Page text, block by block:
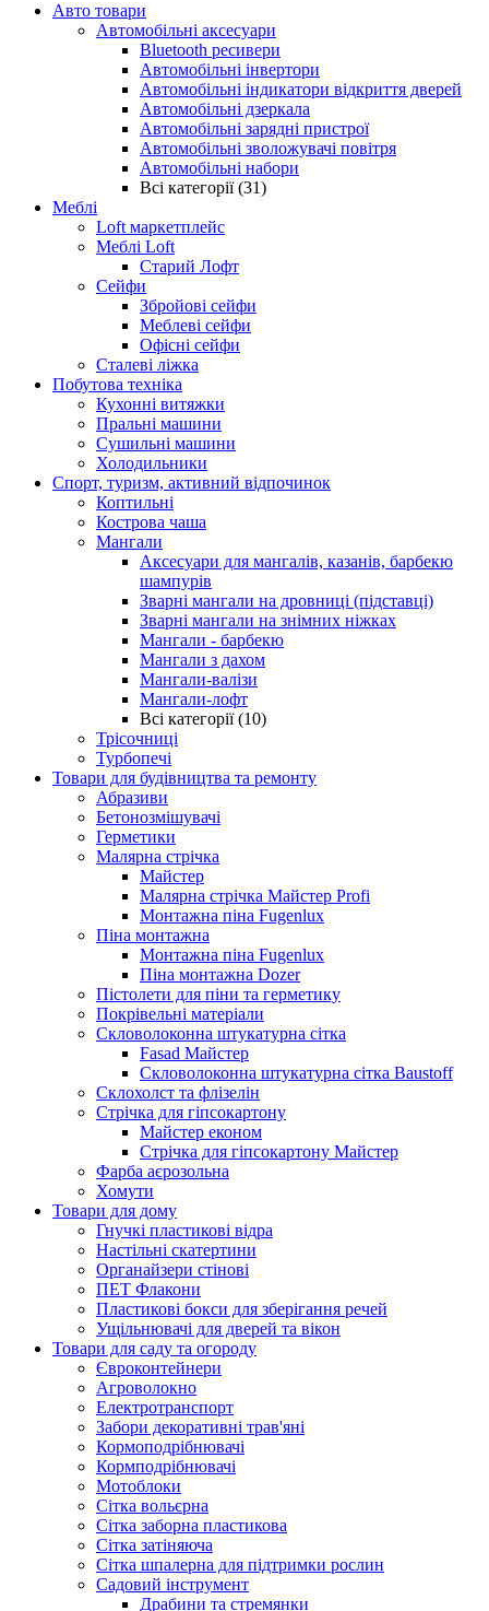
Авто товари
Автомобільні аксесуари
Bluetooth ресивери
Автомобільні інвертори
Автомобільні індикатори відкриття дверей
Автомобільні дзеркала
Автомобільні зарядні пристрої
Автомобільні зволожувачі повітря
Автомобільні набори
Всі категорії (31)
Меблі
Loft маркетплейс
Меблі Loft
Старий Лофт
Сейфи
Збройові сейфи
Меблеві сейфи
Офісні сейфи
Сталеві ліжка
Побутова техніка
Кухонні витяжки
Пральні машини
Сушильні машини
Холодильники
Спорт, туризм, активний відпочинок
Коптильні
Кострова чаша
Мангали
Аксесуари для мангалів, казанів, барбекю
шампурів
Зварні мангали на дровниці (підставці)
Зварні мангали на знімних ніжках
Мангали - барбекю
Мангали з дахом
Мангали-валізи
Мангали-лофт
Всі категорії (10)
Трісочниці
Турбопечі
Товари для будівництва та ремонту
Абразиви
Бетонозмішувачі
Герметики
Малярна стрічка
Майстер
Малярна стрічка Майстер Profi
Монтажна піна Fugenlux
Піна монтажна
Монтажна піна Fugenlux
Піна монтажна Dozer
Пістолети для піни та герметику
Покрівельні матеріали
Скловолоконна штукатурна сітка
Fasad Майстер
Скловолоконна штукатурна сітка Baustoff
Склохолст та флізелін
Стрічка для гіпсокартону
Майстер економ
Стрічка для гіпсокартону Майстер
Фарба аєрозольна
Хомути
Товари для дому
Гнучкі пластикові відра
Настільні скатертини
Органайзери стінові
ПЕТ Флакони
Пластикові бокси для зберігання речей
Ущільнювачі для дверей та вікон
Товари для саду та огороду
Євроконтейнери
Агроволокно
Електротранспорт
Забори декоративні трав'яні
Кормоподрібнювачі
Кормподрібнювачі
Мотоблоки
Сітка вольєрна
Сітка заборна пластикова
Сітка затіняюча
Сітка шпалерна для підтримки рослин
Садовий інструмент
Драбини та стремянки